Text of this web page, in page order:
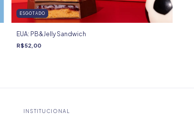
ESGOTADO
EUA: PB&Jelly Sandwich
R$52,00
INSTITUCIONAL